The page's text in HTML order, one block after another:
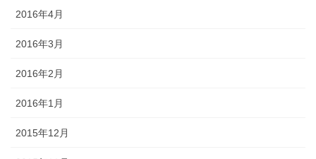
2016年4月
2016年3月
2016年2月
2016年1月
2015年12月